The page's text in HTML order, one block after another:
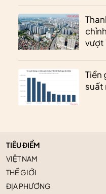
vượt
Tiền
suất
TIÊU ĐIỂM
VIỆT NAM
THẾ GIỚI
ĐỊA PHƯƠNG